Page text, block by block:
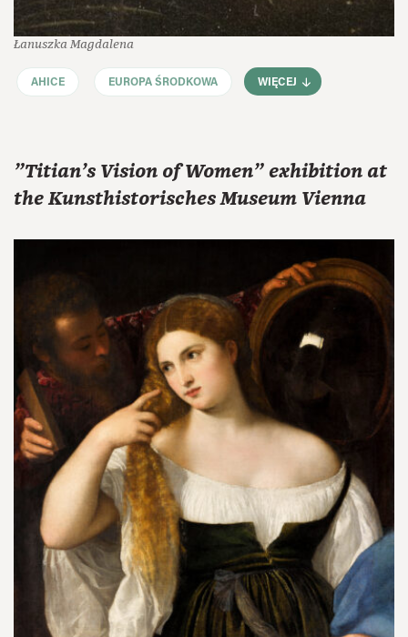
Łanuszka Magdalena
AHICE EUROPA ŚRODKOWA WIĘCEJ
"Titian's Vision of Women" exhibition at
the Kunsthistorisches Museum Vienna